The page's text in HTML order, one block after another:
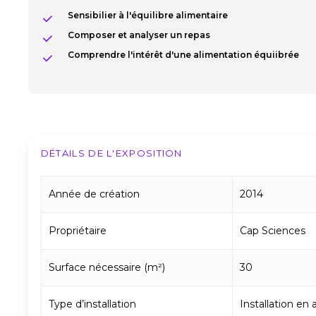
Sensibilier à l'équilibre alimentaire
Composer et analyser un repas
Comprendre l'intérêt d'une alimentation équiibrée
DÉTAILS DE L'EXPOSITION
Année de création 2014
Propriétaire Cap Sciences
Surface nécessaire (m²) 30
Type d’installation Installation en